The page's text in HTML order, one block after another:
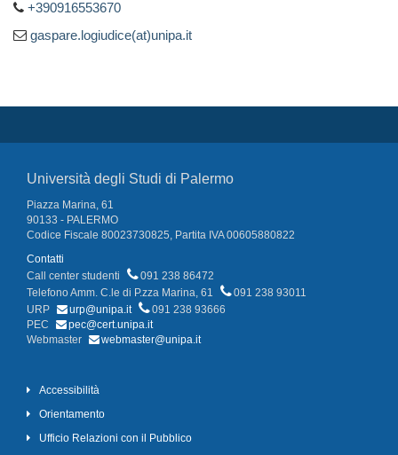
+390916553670
gaspare.logiudice(at)unipa.it
Università degli Studi di Palermo
Piazza Marina, 61
90133 - PALERMO
Codice Fiscale 80023730825, Partita IVA 00605880822
Contatti
Call center studenti
091 238 86472
Telefono Amm. C.le di P.zza Marina, 61
091 238 93011
URP
urp@unipa.it
091 238 93666
PEC
pec@cert.unipa.it
Webmaster
webmaster@unipa.it
Accessibilità
Orientamento
Ufficio Relazioni con il Pubblico